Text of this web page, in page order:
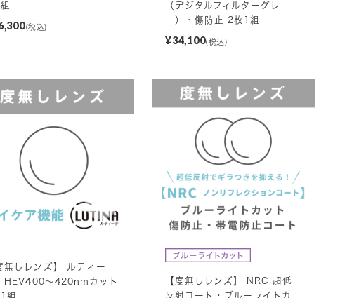
(税込)
（デジタルフィルターグレ
ー）・傷防止 2枚1組
¥34,100(税込)
無しレンズ】 ルティー
～420nmカット
【度無しレンズ】 NRC 超低
反射コート・ブルーライトカ